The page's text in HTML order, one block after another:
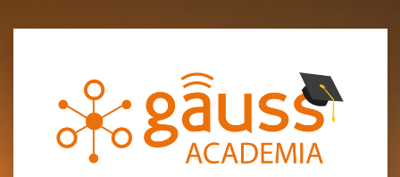
Entrar a